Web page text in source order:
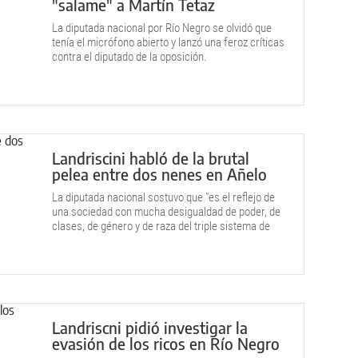
"salame" a Martín Tetaz
La diputada nacional por Río Negro se olvidó que
tenía el micrófono abierto y lanzó una feroz críticas
contra el diputado de la oposición.
Landriscini habló de la brutal
pelea entre dos nenes en Añelo
La diputada nacional sostuvo que "es el reflejo de
una sociedad con mucha desigualdad de poder, de
clases, de género y de raza del triple sistema de
Landriscni pidió investigar la
evasión de los ricos en Río Negro